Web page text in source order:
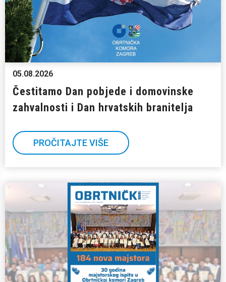
05.08.2026
Čestitamo Dan pobjede i domovinske
zahvalnosti i Dan hrvatskih branitelja
PROČITAJTE VIŠE